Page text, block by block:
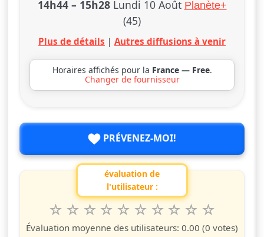
14h44– 15h28 Lundi 10 Août Planète+
(45)
Plus de détails | Autres diffusions à venir
Horaires affichés pour la France — Free.
Changer de fournisseur
PRÉVENEZ-MOI!
évaluation de
l'utilisateur :
questo spettacolo da 1 a 10 étoiles
10
étoiles
9
étoiles
8
étoiles
7
étoiles
6
étoiles
5
étoiles
4
étoiles
3
étoiles
2
étoiles
étoile
Évaluation moyenne des utilisateurs: 0.00 (0 votes)